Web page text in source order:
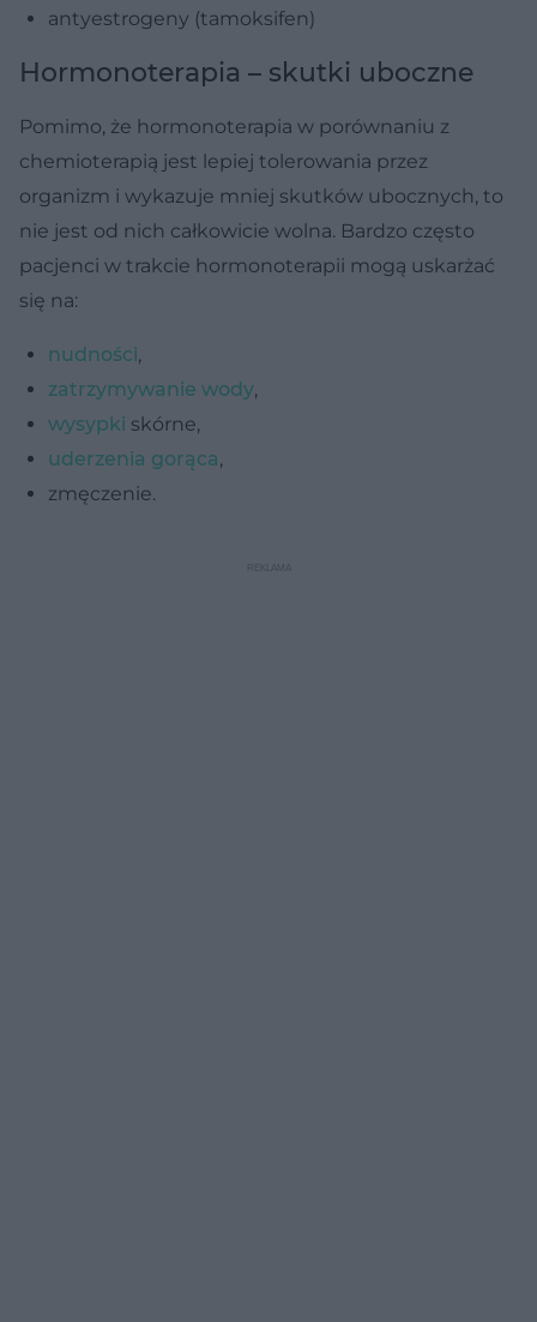
antyestrogeny (tamoksifen)
Hormonoterapia – skutki uboczne
Pomimo, że hormonoterapia w porównaniu z
chemioterapią jest lepiej tolerowania przez
organizm i wykazuje mniej skutków ubocznych, to
nie jest od nich całkowicie wolna. Bardzo często
pacjenci w trakcie hormonoterapii mogą uskarżać
się na:
nudności,
zatrzymywanie wody,
wysypki skórne,
uderzenia gorąca,
zmęczenie.